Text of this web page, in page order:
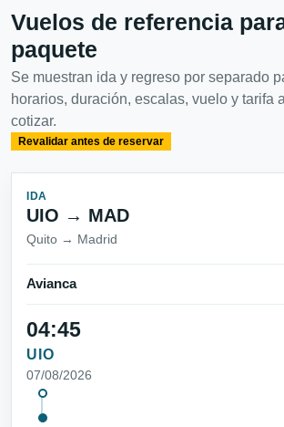
Vuelos de referencia
paquete
Se muestran ida y regreso por separado
horarios, duración, escalas, vuelo y tarifa
cotizar.
Revalidar antes de reservar
IDA
UIO → MAD
Quito → Madrid
Avianca
04:45
UIO
07/08/2026